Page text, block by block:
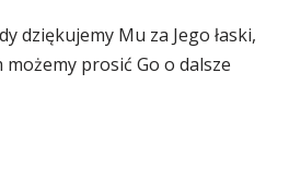
dziękujemy Mu za Jego łaski,
prosić Go o dalsze